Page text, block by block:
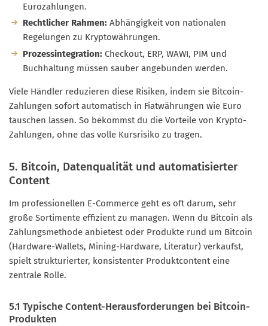
Eurozahlungen.
Rechtlicher Rahmen: Abhängigkeit von nationalen
Regelungen zu Kryptowährungen.
Prozessintegration: Checkout, ERP, WAWI, PIM und
Buchhaltung müssen sauber angebunden werden.
Viele Händler reduzieren diese Risiken, indem sie Bitcoin-
Zahlungen sofort automatisch in Fiatwährungen wie Euro
tauschen lassen. So bekommst du die Vorteile von Krypto-
Zahlungen, ohne das volle Kursrisiko zu tragen.
5. Bitcoin, Datenqualität und automatisierter
Content
Im professionellen E-Commerce geht es oft darum, sehr
große Sortimente effizient zu managen. Wenn du Bitcoin als
Zahlungsmethode anbietest oder Produkte rund um Bitcoin
(Hardware-Wallets, Mining-Hardware, Literatur) verkaufst,
spielt strukturierter, konsistenter Produktcontent eine
zentrale Rolle.
5.1 Typische Content-Herausforderungen bei Bitcoin-
Produkten